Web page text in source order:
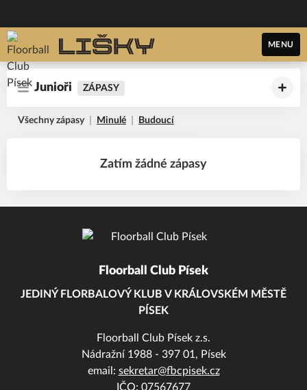
MENU
Junioři ZÁPASY
Všechny zápasy Minulé Budoucí
Zatím žádné zápasy
Floorball Club Písek
JEDINÝ FLORBALOVÝ KLUB V KRÁLOVSKÉM MĚSTĚ
PÍSEK
Floorball Club Písek z.s.
Nádražní 1988 - 397 01, Písek
email: sekretar@fbcpisek.cz
IČO: 07567677